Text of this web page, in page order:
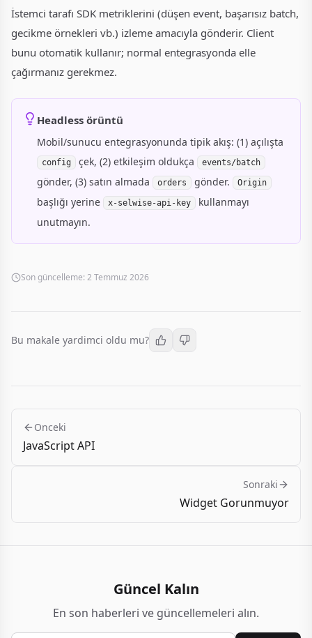
İstemci tarafı SDK metriklerini (düşen event, başarısız batch,
gecikme örnekleri vb.) izleme amacıyla gönderir. Client
bunu otomatik kullanır; normal entegrasyonda elle
çağırmanız gerekmez.
Headless örüntü
Mobil/sunucu entegrasyonunda tipik akış: (1) açılışta
config çek, (2) etkileşim oldukça events/batch
gönder, (3) satın almada orders gönder. Origin
başlığı yerine x-selwise-api-key
kullanmayı
unutmayın.
Son güncelleme: 2 Temmuz 2026
Bu makale yardimci oldu mu?
Onceki
JavaScript API
Sonraki
Widget Gorunmuyor
Güncel Kalın
En son haberleri ve güncellemeleri alın.